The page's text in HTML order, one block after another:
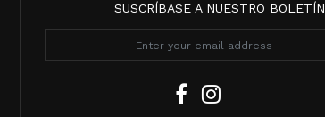
SUSCRÍBASE A NUESTRO BOLETÍN